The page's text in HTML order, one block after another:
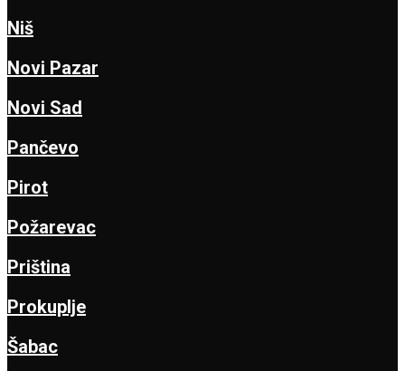
Niš
Novi Pazar
Novi Sad
Pančevo
Pirot
Požarevac
Priština
Prokuplje
Šabac